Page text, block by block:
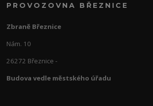
PROVOZOVNA BŘEZNICE
Zbraně Březnice
Nám. 10
26272 Březnice -
Budova vedle městského úřadu